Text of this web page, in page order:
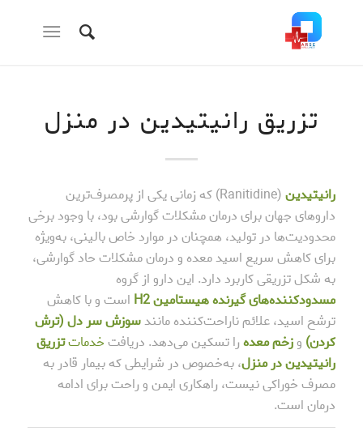
تزریق رانیتیدین در منزل
رانیتیدین
(Ranitidine) که زمانی یکی از پرمصرف‌ترین
داروهای جهان برای درمان مشکلات گوارشی بود، با وجود برخی
محدودیت‌ها در تولید، همچنان در موارد خاص بالینی، به‌ویژه
برای کاهش سریع اسید معده و درمان مشکلات حاد گوارشی،
به شکل تزریقی کاربرد دارد. این دارو از گروه
مسدودکننده‌های گیرنده هیستامین H2
است و با کاهش
ترشح اسید، علائم ناراحت‌کننده مانندسوزش سر دل (ترش
کردن) وزخم معدهرا تسکین می‌دهد. دریافتخدماتتزریق
رانیتیدین در منزل، به‌خصوص در شرایطی که بیمار قادر به
مصرف خوراکی نیست، راهکاری ایمن و راحت برای ادامه
درمان است.